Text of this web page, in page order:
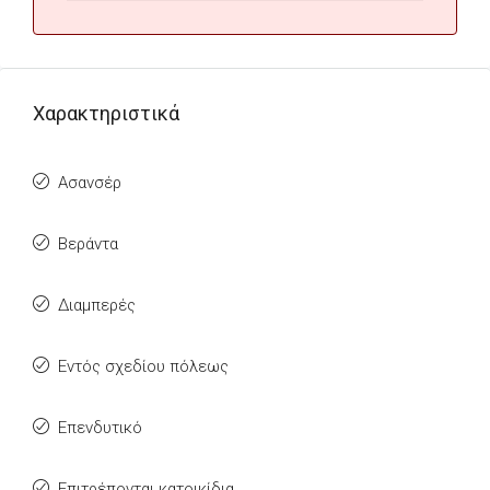
Χαρακτηριστικά
Ασανσέρ
Βεράντα
Διαμπερές
Εντός σχεδίου πόλεως
Επενδυτικό